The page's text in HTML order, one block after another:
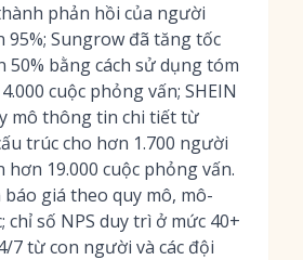
phản hồi của người
Sungrow đã tăng tốc
50% bằng cách sử dụng tóm
cuộc phỏng vấn; SHEIN
mô thông tin chi tiết từ
trúc cho hơn 1.700 người
19.000 cuộc phỏng vấn.
báo giá theo quy mô, mô-
chỉ số NPS duy trì ở mức 40+
7 từ con người và các đội